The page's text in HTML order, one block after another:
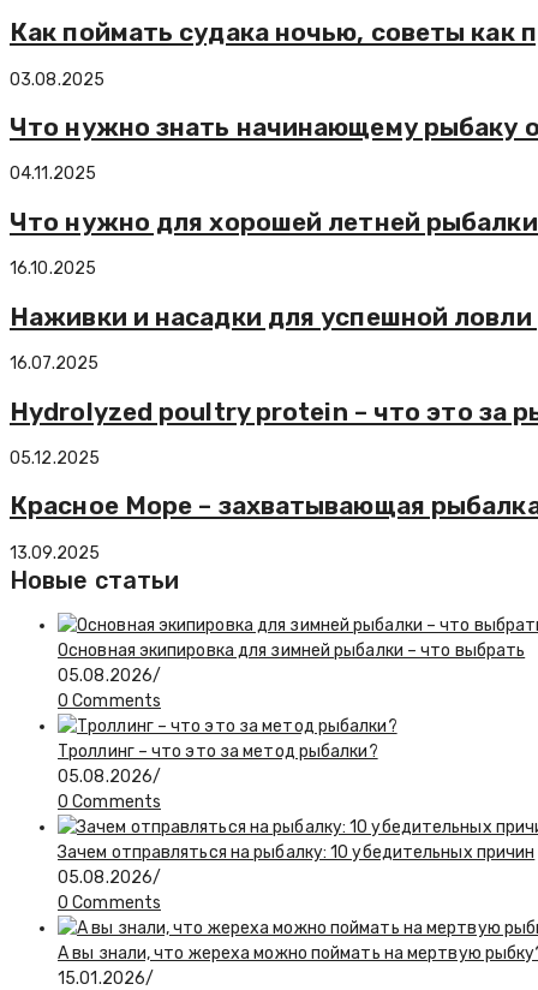
Как поймать судака ночью, советы как
03.08.2025
Что нужно знать начинающему рыбаку
04.11.2025
Что нужно для хорошей летней
16.10.2025
Наживки и насадки для успешной
16.07.2025
Hydrolyzed poultry protein – что это за
05.12.2025
Красное Море – захватывающая
13.09.2025
Новые статьи
Основная экипировка для зимней рыбалки – что выбрать
05.08.2026/
0 Comments
Троллинг – что это за метод рыбалки?
05.08.2026/
0 Comments
Зачем отправляться на рыбалку: 10 убедительных причин
05.08.2026/
0 Comments
А вы знали, что жереха можно поймать на мертвую
15.01.2026/